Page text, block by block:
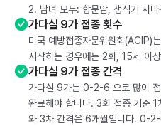
2. 남녀 모두: 항문암, 생식기 사마
가다실 9가 접종 횟수
미국 예방접종자문위원회(ACIP)
시작하는 경우에는 2회, 15세 이
가다실 9가 접종 간격
가다실 9가는 0-2-6 으로 많이
완료해야 합니다. 3회 접종 기준
와 3차 간격은 6개월입니다. 0-2-